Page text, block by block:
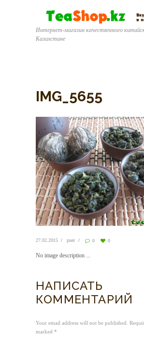
Интернет-магазин качественного
Казахстане
IMG_5655
27.02.2015 puer 0 0
No image description ...
НАПИСАТЬ
КОММЕНТАРИЙ
Your email address will not be published.
marked *